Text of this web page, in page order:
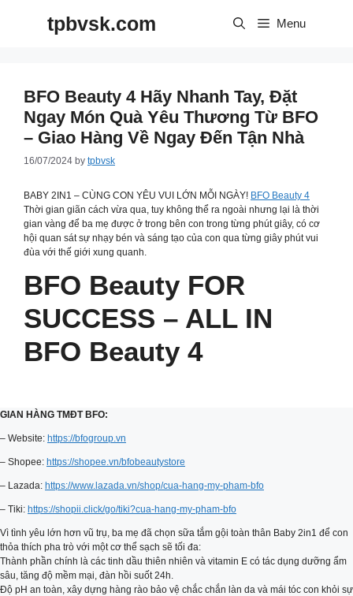
tpbvsk.com Menu
BFO Beauty 4 Hãy Nhanh Tay, Đặt
Ngay Món Quà Yêu Thương Từ BFO
– Giao Hàng Về Ngay Đến Tận Nhà
16/07/2024 by tpbvsk
BABY 2IN1 – CÙNG CON YÊU VUI LỚN MỖI NGÀY! BFO Beauty 4
Thời gian giãn cách vừa qua, tuy không thể ra ngoài nhưng lại là thời
gian vàng để ba mẹ được ở trong bên con trong từng phút giây, có cơ
hội quan sát sự nhạy bén và sáng tạo của con qua từng giây phút vui
đùa với thế giới xung quanh.
BFO Beauty FOR
SUCCESS – ALL IN
BFO Beauty 4
GIAN HÀNG TMĐT BFO:
– Website: https://bfogroup.vn
– Shopee: https://shopee.vn/bfobeautystore
– Lazada: https://www.lazada.vn/shop/cua-hang-my-pham-bfo
– Tiki: https://shopii.click/go/tiki?cua-hang-my-pham-bfo
Vì tình yêu lớn hơn vũ trụ, ba mẹ đã chọn sữa tắm gội toàn thân Baby 2in1 để con
thỏa thích pha trò với một cơ thể sạch sẽ tối đa:
Thành phần chính là các tinh dầu thiên nhiên và vitamin E có tác dụng dưỡng ẩm
sâu, tăng độ mềm mại, đàn hồi suốt 24h.
Độ pH an toàn, xây dựng hàng rào bảo vệ chắc chắn làn da và mái tóc con khỏi sự